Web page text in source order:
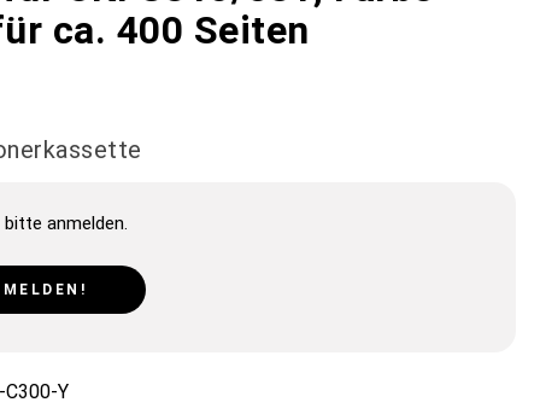
ca. 400 Seiten
bitte anmelden.
C300-Y